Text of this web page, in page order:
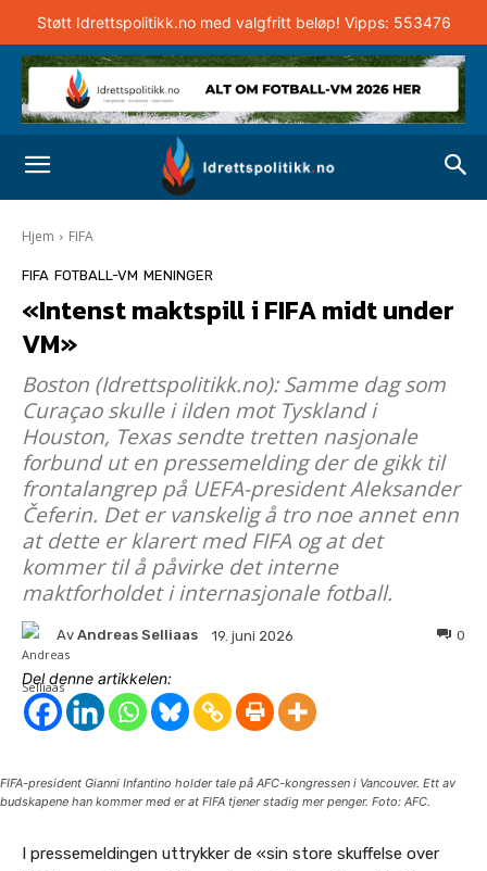
Støtt Idrettspolitikk.no med valgfritt beløp! Vipps: 553476
Hjem FIFA
FIFA FOTBALL-VM MENINGER
«Intenst maktspill i FIFA midt under
VM»
Boston (Idrettspolitikk.no): Samme dag som
Curaçao skulle i ilden mot Tyskland i
Houston, Texas sendte tretten nasjonale
forbund ut en pressemelding der de gikk til
frontalangrep på UEFA-president Aleksander
Čeferin. Det er vanskelig å tro noe annet enn
at dette er klarert med FIFA og at det
kommer til å påvirke det interne
maktforholdet i internasjonale fotball.
Av Andreas Selliaas 19. juni 2026 0
Del denne artikkelen:
FIFA-president Gianni Infantino holder tale på AFC-kongressen i Vancouver. Ett av
budskapene han kommer med er at FIFA tjener stadig mer penger. Foto: AFC.
I pressemeldingen uttrykker de «sin store skuffelse over